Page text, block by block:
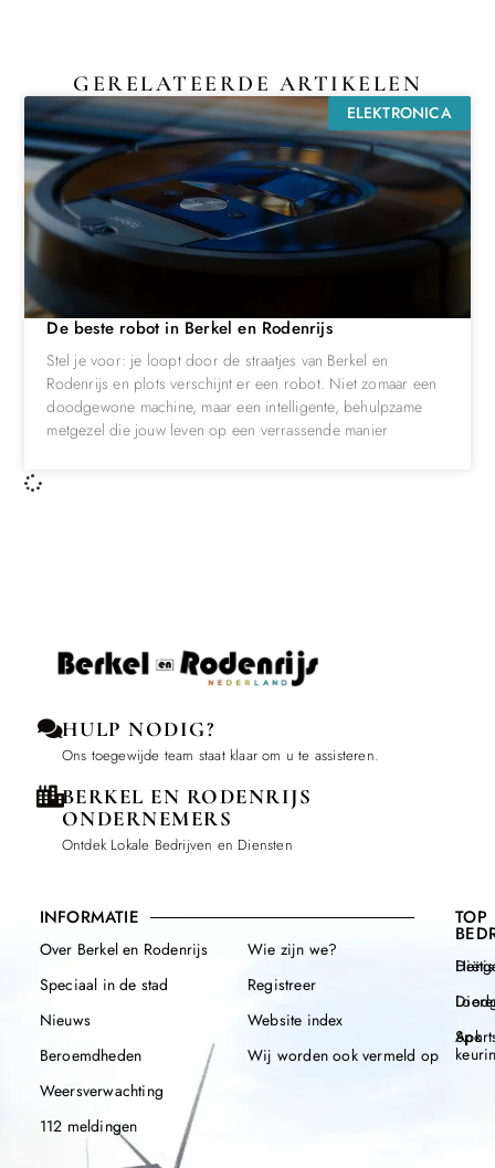
GERELATEERDE ARTIKELEN
ELEKTRONICA
De beste robot in Berkel en Rodenrijs
Stel je voor: je loopt door de straatjes van Berkel en
Rodenrijs en plots verschijnt er een robot. Niet zomaar een
doodgewone machine, maar een intelligente, behulpzame
metgezel die jouw leven op een verrassende manier
HULP NODIG?
Ons toegewijde team staat klaar om u te assisteren.
BERKEL EN RODENRIJS
ONDERNEMERS
Ontdek Lokale Bedrijven en Diensten
INFORMATIE
Over Berkel en Rodenrijs
Speciaal in de stad
Nieuws
Beroemdheden
Weersverwachting
112 meldingen
Wie zijn we?
Registreer
Website index
Wij worden ook vermeld op
TOP
Apk